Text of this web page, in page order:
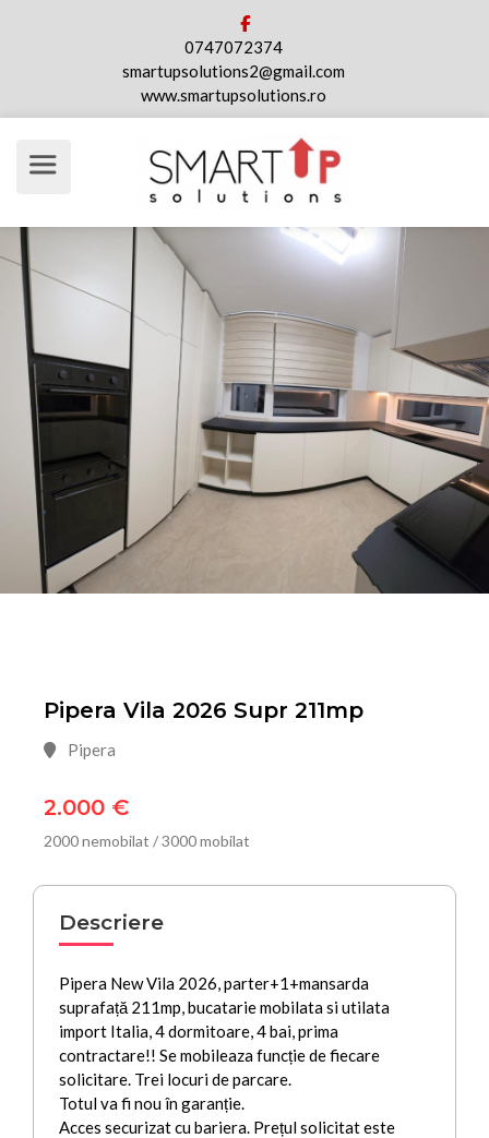
0747072374
smartupsolutions2@gmail.com
www.smartupsolutions.ro
Pipera Vila 2026 Supr 211mp
Pipera
2.000 €
2000 nemobilat / 3000 mobilat
Descriere
Pipera New Vila 2026, parter+1+mansarda
suprafață 211mp, bucatarie mobilata si utilata
import Italia, 4 dormitoare, 4 bai, prima
contractare!! Se mobileaza funcție de fiecare
solicitare. Trei locuri de parcare.
Totul va fi nou în garanție.
Acces securizat cu bariera. Prețul solicitat este